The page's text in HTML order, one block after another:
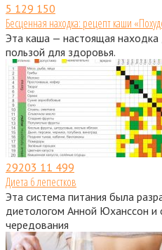
5 129 150
Бесценная находка: рецепт каши
Эта каша — настоящая находка
пользой для здоровья.
29203 11 499
Диета 6 лепестков
Эта система питания была
диетологом Анной Юханссон и
чередования